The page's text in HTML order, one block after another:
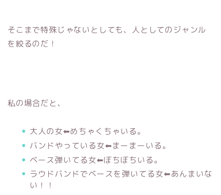
そこまで特殊じゃないとしても、人としてのジャンル
を絞るのだ！
私の場合だと、
大人の女⬅︎めちゃくちゃいる。
バンドやっている女⬅︎まーまーいる。
ベース弾いてる女⬅︎ぼちぼちいる。
ラウドバンドでベースを弾いてる女⬅︎あんまいな
い！！